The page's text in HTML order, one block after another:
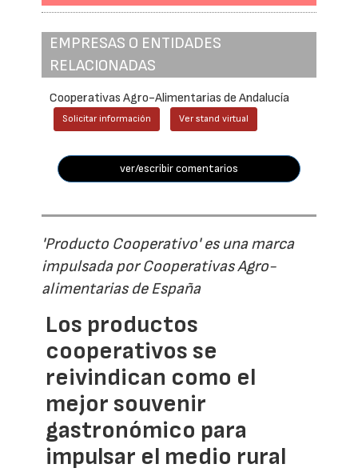
EMPRESAS O ENTIDADES
RELACIONADAS
Cooperativas Agro-Alimentarias de Andalucía
Solicitar información Ver stand virtual
ver/escribir comentarios
'Producto Cooperativo' es una marca
impulsada por Cooperativas Agro-
alimentarias de España
Los productos
cooperativos se
reivindican como el
mejor souvenir
gastronómico para
impulsar el medio rural